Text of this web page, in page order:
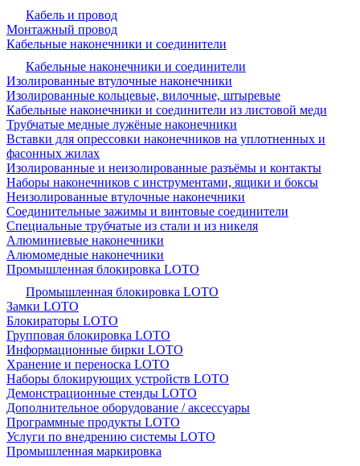
Кабель и провод
Монтажный провод
Кабельные наконечники и соединители
Кабельные наконечники и соединители
Изолированные втулочные наконечники
Изолированные кольцевые, вилочные, штыревые
Кабельные наконечники и соединители из листовой меди
Трубчатые медные лужёные наконечники
Вставки для опрессовки наконечников на уплотненных и
фасонных жилах
Изолированные и неизолированные разъёмы и контакты
Наборы наконечников с инструментами, ящики и боксы
Неизолированные втулочные наконечники
Соединительные зажимы и винтовые соединители
Специальные трубчатые из стали и из никеля
Алюминиевые наконечники
Алюмомедные наконечники
Промышленная блокировка LOTO
Промышленная блокировка LOTO
Замки LOTO
Блокираторы LOTO
Групповая блокировка LOTO
Информационные бирки LOTO
Хранение и переноска LOTO
Наборы блокирующих устройств LOTO
Демонстрационные стенды LOTO
Дополнительное оборудование / аксессуары
Программные продукты LOTO
Услуги по внедрению системы LOTO
Промышленная маркировка